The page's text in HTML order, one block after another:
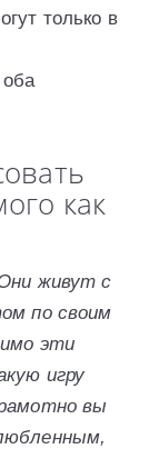
только в
как
живут с
по своим
эти
игру
вы